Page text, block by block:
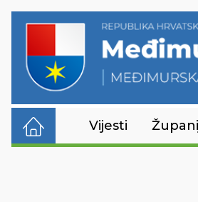
Vijesti